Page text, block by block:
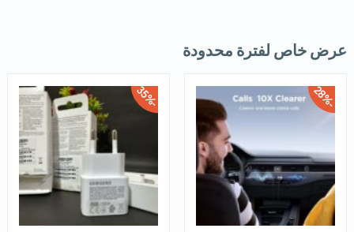
عرض خاص لفترة محدودة
-
3
5
% -
2
8
%